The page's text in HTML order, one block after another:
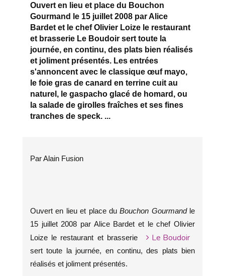
Ouvert en lieu et place du Bouchon
Gourmand le 15 juillet 2008 par Alice
Bardet et le chef Olivier Loize le restaurant
et brasserie Le Boudoir sert toute la
journée, en continu, des plats bien réalisés
et joliment présentés. Les entrées
s'annoncent avec le classique œuf mayo,
le foie gras de canard en terrine cuit au
naturel, le gaspacho glacé de homard, ou
la salade de girolles fraîches et ses fines
tranches de speck. ...
Par Alain Fusion
Ouvert en lieu et place duBouchon Gourmand le
15 juillet 2008 par Alice Bardet et le chef Olivier
Loize le restaurant et brasserie
Le Boudoir
sert toute la journée, en continu, des plats bien
réalisés et joliment présentés.